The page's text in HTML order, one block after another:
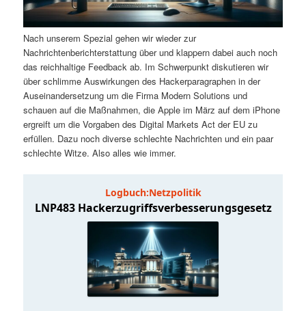
a
l
t
s
p
i
n
h
a
l
t
p
Nach unserem Spezial gehen wir wieder zur
Nachrichtenberichterstattung über und klappern dabei auch noch
das reichhaltige Feedback ab. Im Schwerpunkt diskutieren wir
über schlimme Auswirkungen des Hackerparagraphen in der
Auseinandersetzung um die Firma Modern Solutions und
schauen auf die Maßnahmen, die Apple im März auf dem iPhone
ergreift um die Vorgaben des Digital Markets Act der EU zu
erfüllen. Dazu noch diverse schlechte Nachrichten und ein paar
schlechte Witze. Also alles wie immer.